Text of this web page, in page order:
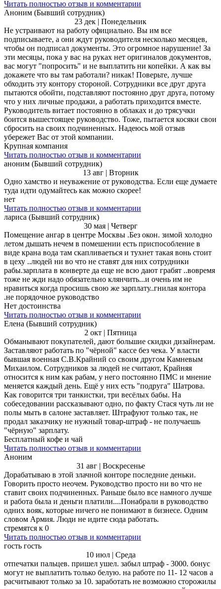
Читать полностью отзыв и комментарии
Аноним (Бывший сотрудник)
23 дек | Понедельник
Не устраивают на работу официально. Вы им все
подписываете, а они ждут руководителя несколько месяцев,
чтобы он подписал документы. Это огромное нарушение! За
эти месяцы, пока у вас на руках нет оригиналов документов,
вас могут "попросить" и не выплатить ни копейки. А как вы
докажете что вы там работали? никак! Поверьте, лучше
обходить эту контору стороной. Сотрудники все друг друга
пытаются обойти, подставляют постоянно друг друга, потому
что у них личные продажи, а работать приходится вместе.
Руководитель витает постоянно в облаках и до трясучки
боится вышестоящее руководство. Тоже, пытается косяки свои
сбросить на своих подчиненных. Надеюсь мой отзыв
убережет Вас от этой компании.
Крупная компания
Читать полностью отзыв и комментарии
аноним (Бывший сотрудник)
13 авг | Вторник
Одно хамство и неуважение от руководства. Если еще думаете
туда идти одумайтесь как можно скорее!
нет
Читать полностью отзыв и комментарии
лариса (Бывший сотрудник)
30 мая | Четверг
Помещение ангар в центре Москвы .Без окон. зимой холодно
летом дышать нечем в помешении есть приспособление в
виде крана вода там скапливаеться и тухнет такая вонь стоит
в цеху ..людей ни во что не ставят для них сотрудники
рабы.зарплата в конверте да еще не всю дают грабят ..вовремя
тоже не жди надо обязательно клянчить...и очень им не
нравиться когда просишь свою же зарплату..гнилая контора
.не порядочное руководство
Нет достоинства
Читать полностью отзыв и комментарии
Елена (Бывший сотрудник)
2 окт | Пятница
Обманывают покупателей, дают большие скидки дизайнерам.
Заставляют работать по "чёрной" кассе без чека. У власти
бывшая военная С.В.Крайний со своим другом Камневым
Михаилом. Сотрудников за людей не считают, Крайняя
относится к ним как рабам, у него постоянно ПМС и мнение
меняется каждый день. Ещё у них есть "подруга" Шатрова.
Как говорится три танкистки, три весёлых бабы. На
собеседовании рассказывают одно, по факту Стася чуть ли не
полы мыть в салоне заставляет. Штрафуют только так, не
продал заказчику не нужный товар-штраф - не получаешь
"чёрную" зарплату.
Бесплатный кофе и чай
Читать полностью отзыв и комментарии
Аноним
31 авг | Воскресенье
Дорабатываю в этой злачной конторе последние деньки.
Говорить просто неочем. Руководство просто ни во что не
ставит своих подчиненных. Раньше было все намного лучше
и работа была и деньги платили....Понабрали в руководство
одних вояк, которые ничего не понимают в бизнесе. Одним
словом Армия. Люди не идите сюда работать.
стремятся к 0
Читать полностью отзыв и комментарии
гость гость
10 июл | Среда
отпечатки пальцев. пришел ушел. забыл штраф - 3000. бонус
могут не выплатить только белую. на работе по 11- 12 часов а
расчитывают только за 10. заработать не возможно сторожилы